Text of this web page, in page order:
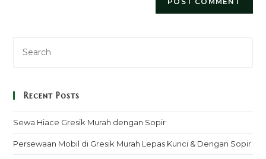
Recent Posts
Sewa Hiace Gresik Murah dengan Sopir
Persewaan Mobil di Gresik Murah Lepas Kunci & Dengan Sopir